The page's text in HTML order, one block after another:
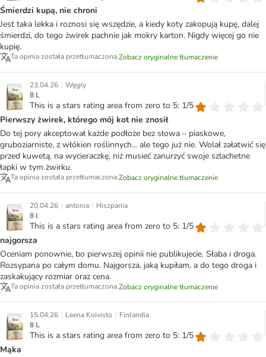
Śmierdzi kupą, nie chroni
Jest taka lekka i roznosi się wszędzie, a kiedy koty zakopują kupę, dalej
śmierdzi, do tego żwirek pachnie jak mokry karton. Nigdy więcej go nie
kupię.
Ta opinia została przetłumaczona.Zobacz oryginalne tłumaczenie
23.04.26 | Węgry
8 L
This is a stars rating area from zero to 5: 1/5
Pierwszy żwirek, którego mój kot nie znosił
Do tej pory akceptował każde podłoże bez słowa – piaskowe,
gruboziarniste, z włókien roślinnych... ale tego już nie. Wolał załatwić się
przed kuwetą, na wycieraczkę, niż musieć zanurzyć swoje szlachetne
łapki w tym żwirku.
Ta opinia została przetłumaczona.Zobacz oryginalne tłumaczenie
20.04.26 | antonia | Hiszpania
8 l
This is a stars rating area from zero to 5: 1/5
najgorsza
Oceniam ponownie, bo pierwszej opinii nie publikujecie. Słaba i droga.
Rozsypana po całym domu. Najgorsza, jaką kupiłam, a do tego droga i
zaskakujący rozmiar oraz cena.
Ta opinia została przetłumaczona.Zobacz oryginalne tłumaczenie
15.04.26 | Leena Koivisto | Finlandia
8 L
This is a stars rating area from zero to 5: 1/5
Mąka